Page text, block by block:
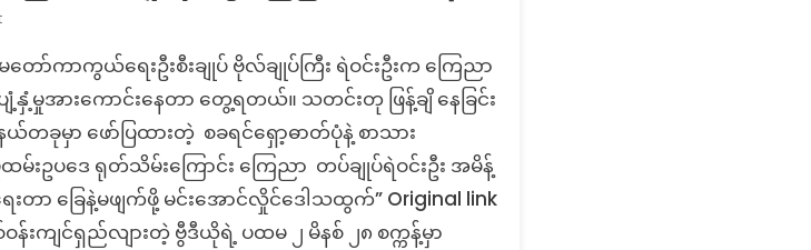
On
Check:
စစ်မှုထမ်း
ဥပဒေ
ရုပ်သိမ်း
ကြောင်း
တပ်
ချုပ်
ာ်ကာကွယ်ရေးဦးစီးချုပ် ဗိုလ်ချုပ်ကြီး ရဲဝင်းဦးက ကြေညာ
းကောင်းနေတာ တွေ့ရတယ်။ သတင်းတု ဖြန့်ချိ နေခြင်း
တခုမှာ ဖော်ပြထားတဲ့ စခရင်ရှော့ဓာတ်ပုံနဲ့ စာသား
ဥပဒေ ရုတ်သိမ်းကြောင်း ကြေညာ တပ်ချုပ်ရဲဝင်းဦး အမိန့်
းတာ ခြေနဲ့မဖျက်ဖို့ မင်းအောင်လှိုင်ဒေါသထွက်” Original link
းကျင်ရှည်လျားတဲ့ ဗွီဒီယိုရဲ့ ပထမ ၂ မိနစ် ၂၈ စက္ကန့်မှာ